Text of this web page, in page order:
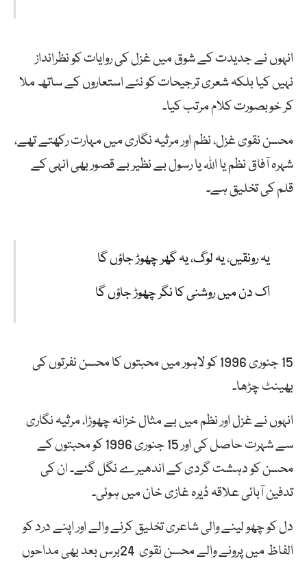
انہوںنےجدیدتكےشوقمیںغزلكیروایاتكونظرانداز
نہیںكیا بلکہ شعری ترجیحات کو نئے استعاروں کے ساتھ ملا
کر خوبصورت کلام مرتب کیا۔
محسن نقوی غزل، نظم اور مرثیہ نگاری میں مہارت رکھتے تھے،
شہرہ آفاق نظم یا اللہ یا رسول بے نظیر بے قصور بھی انہی کے
قلم کی تخلیق ہے۔
یہ رونقیں، یہ لوگ، یہ گھر چھوڑ جاؤں گا
اک دن میں روشنی کا نگر چھوڑ جاؤں گا
15جنوری کولاہورمیںمحبتوںکامحسننفرتوںکی
بھینٹچڑھا۔
انہوں نے غزل اور نظم میں بے مثال خزانہ چھوڑا، مرثیہ نگاری
سے شہرت حاصل کی اور 15 جنوری 1996 کو محبتوں کے
محسن کو دہشت گردی کے اندھیرے نگل گئے۔ ان کی
تدفین آبائی علاقہ ڈیرہ غازی خان میں ہوئی۔
دل کو چھو لینے والی شاعری تخلیق کرنے والے اور اپنے درد کو
الفاظ میں پرونے والے محسن نقوی 24برس بعد بھی مداحوں